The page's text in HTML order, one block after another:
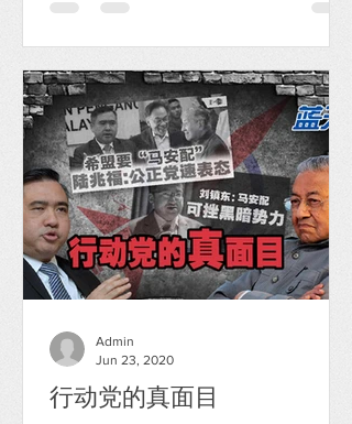
正和制止的能力，但其言论却是代表...
行动党的真面目
Admin
Jun 23, 2020